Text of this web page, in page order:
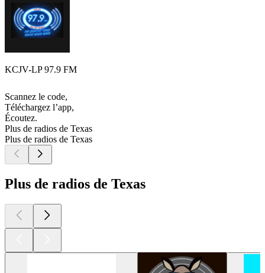
KCJV-LP 97.9 FM
Scannez le code,
Téléchargez l’app,
Écoutez.
Plus de radios de Texas
Plus de radios de Texas
Plus de radios de Texas